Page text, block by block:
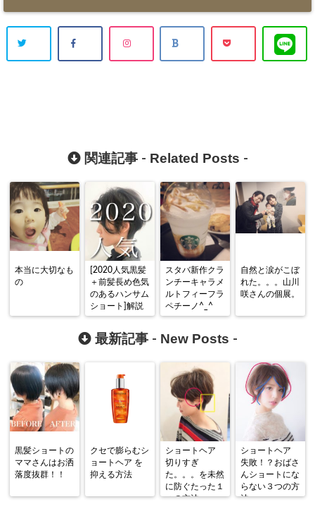
関連記事 - Related Posts -
本当に大切なも
の
[2020人気黒髪
＋前髪長め色気
のあるハンサム
ショート]解説
スタバ新作クラ
ンチーキャラメ
ルトフィーフラ
ペチーノ^_^
自然と涙がこぼ
れた。。。山川
咲さんの個展。
最新記事 - New Posts -
黒髪ショートの
ママさんはお洒
落度抜群！！
クセで膨らむシ
ョートヘア を
抑える方法
ショートヘア
切りすぎ
た。。。を未然
に防ぐたった１
つの方法
ショートヘア
失敗！？おばさ
んショートにな
らない３つの方
法